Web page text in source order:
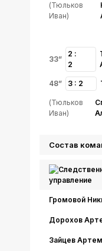
(Тюльков
Иван)
33”
2 :
2
48” 3 : 2
(Тюльков
Иван)
Состав
управление
Громовой
Дорохов
Зайцев Артем